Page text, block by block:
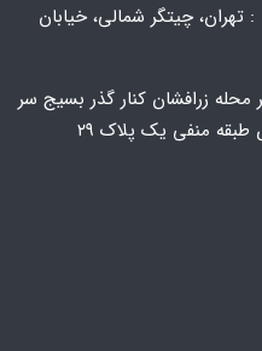
چیتگر شمالی، خیابان
محله زرافشان کنار گذر بسیج سر
منفی یک پلاک ۲۹